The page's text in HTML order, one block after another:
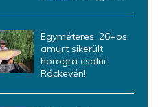
Egyméteres, 26+os
amurt sikerült
horogra csalni
Ráckevén!